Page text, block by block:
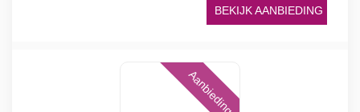
BEKIJK AANBIEDING
Aanbieding